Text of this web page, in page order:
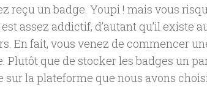
reçu un badge. Youpi ! mais vous
assez addictif, d’autant qu’il existe
En fait, vous venez de commencer
Plutôt que de stocker les badges un
sur la plateforme que nous avons